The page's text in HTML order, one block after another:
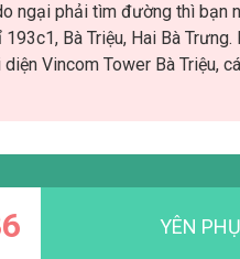
ngại phải tìm đường thì bạn
Bà Triệu, Hai Bà
Vincom Tower Bà Triệu,
YÊN